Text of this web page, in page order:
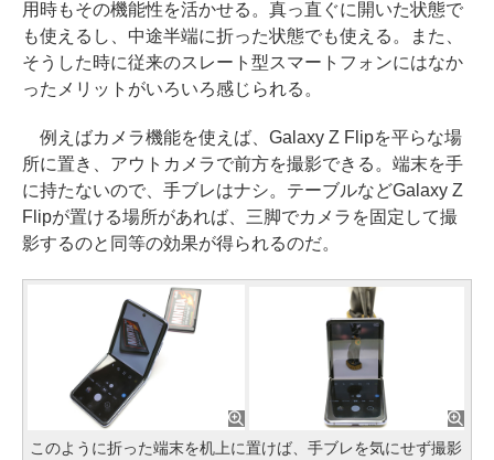
用時もその機能性を活かせる。真っ直ぐに開いた状態で
も使えるし、中途半端に折った状態でも使える。また、
そうした時に従来のスレート型スマートフォンにはなか
ったメリットがいろいろ感じられる。
例えばカメラ機能を使えば、Galaxy Z Flipを平らな場
所に置き、アウトカメラで前方を撮影できる。端末を手
に持たないので、手ブレはナシ。テーブルなどGalaxy Z
Flipが置ける場所があれば、三脚でカメラを固定して撮
影するのと同等の効果が得られるのだ。
このように折った端末を机上に置けば、手ブレを気にせず撮影